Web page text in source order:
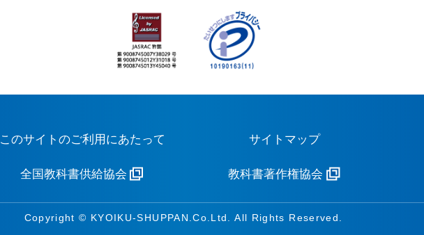
このサイトのご利用にあたって サイトマップ
全国教科書供給協会 教科書著作権協会
Copyright © KYOIKU-SHUPPAN.Co.Ltd. All Rights Reserved.